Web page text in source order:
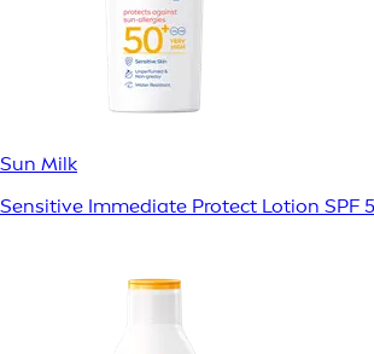
Sun Milk
Sensitive Immediate Protect Lotion SPF